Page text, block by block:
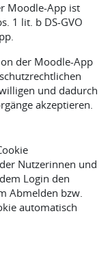
Moodle-App ist
1 lit. b DS-GVO
der Moodle-App
und dadurch
akzeptieren.
Nutzerinnen und
Login den
Abmelden bzw.
automatisch